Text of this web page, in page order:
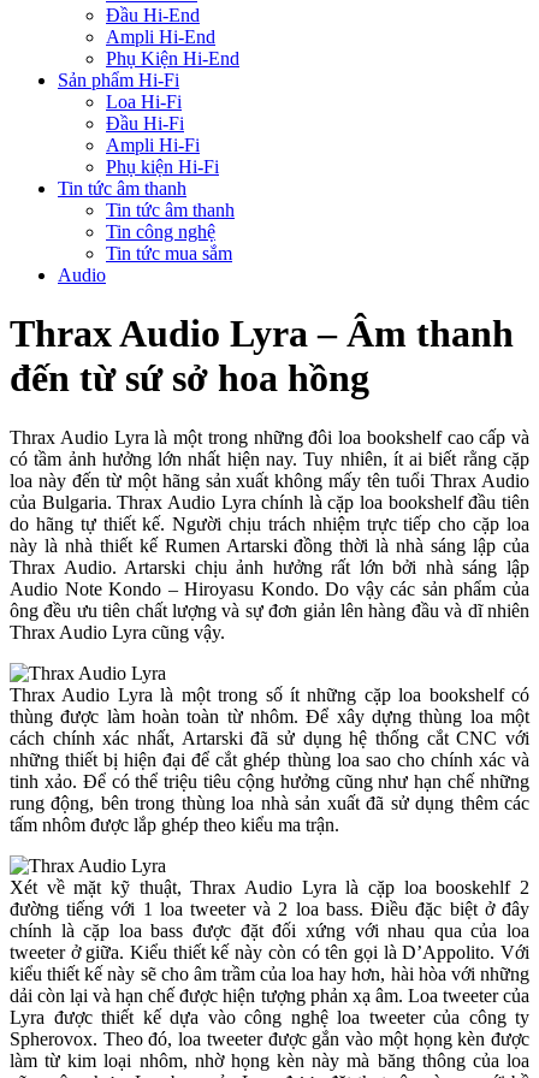
Đầu Hi-End
Ampli Hi-End
Phụ Kiện Hi-End
Sản phẩm Hi-Fi
Loa Hi-Fi
Đầu Hi-Fi
Ampli Hi-Fi
Phụ kiện Hi-Fi
Tin tức âm thanh
Tin tức âm thanh
Tin công nghệ
Tin tức mua sắm
Audio
Thrax Audio Lyra – Âm thanh
đến từ sứ sở hoa hồng
Thrax Audio Lyra là một trong những đôi loa bookshelf cao cấp và
có tầm ảnh hưởng lớn nhất hiện nay. Tuy nhiên, ít ai biết rằng cặp
loa này đến từ một hãng sản xuất không mấy tên tuổi Thrax Audio
của Bulgaria. Thrax Audio Lyra chính là cặp loa bookshelf đầu tiên
do hãng tự thiết kế. Người chịu trách nhiệm trực tiếp cho cặp loa
này là nhà thiết kế Rumen Artarski đồng thời là nhà sáng lập của
Thrax Audio. Artarski chịu ảnh hưởng rất lớn bởi nhà sáng lập
Audio Note Kondo – Hiroyasu Kondo. Do vậy các sản phẩm của
ông đều ưu tiên chất lượng và sự đơn giản lên hàng đầu và dĩ nhiên
Thrax Audio Lyra cũng vậy.
Thrax Audio Lyra là một trong số ít những cặp loa bookshelf có
thùng được làm hoàn toàn từ nhôm. Để xây dựng thùng loa một
cách chính xác nhất, Artarski đã sử dụng hệ thống cắt CNC với
những thiết bị hiện đại để cắt ghép thùng loa sao cho chính xác và
tinh xảo. Để có thể triệu tiêu cộng hưởng cũng như hạn chế những
rung động, bên trong thùng loa nhà sản xuất đã sử dụng thêm các
tấm nhôm được lắp ghép theo kiểu ma trận.
Xét về mặt kỹ thuật, Thrax Audio Lyra là cặp loa booskehlf 2
đường tiếng với 1 loa tweeter và 2 loa bass. Điều đặc biệt ở đây
chính là cặp loa bass được đặt đối xứng với nhau qua của loa
tweeter ở giữa. Kiểu thiết kế này còn có tên gọi là D’Appolito. Với
kiểu thiết kế này sẽ cho âm trầm của loa hay hơn, hài hòa với những
dải còn lại và hạn chế được hiện tượng phản xạ âm. Loa tweeter của
Lyra được thiết kế dựa vào công nghệ loa tweeter của công ty
Spherovox. Theo đó, loa tweeter được gắn vào một họng kèn được
làm từ kim loại nhôm, nhờ họng kèn này mà băng thông của loa